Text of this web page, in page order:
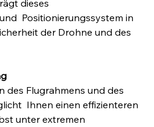
dieses
Positionierungssystem in
der Drohne und des
des Flugrahmens und des
Ihnen einen effizienteren
unter extremen